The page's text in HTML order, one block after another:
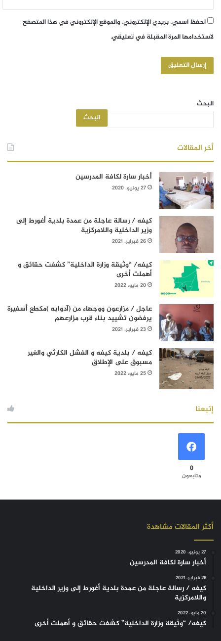
احفظ اسمي، بريدي الإلكتروني، والموقع الإلكتروني في هذا المتصفح
لاستخدامها المرة المقبلة في تعليقي.
البحث
البحث
أخر المقالات
أخبار سارة لكافة المدرسين
27 يونيو، 2020
كيفه / رسالة عاجلة من عمدة بلدية أغورط إلى
وزير الداخلية واللامركزية
26 فبراير، 2021
كيفه/ “وثيقة وزارة الداخلية” كشفت حقائق و
أهملت أخرى
20 مايو، 2022
عاجل / مزارعون ووجهاء من (آدوابه )مكطع أسفيرة
يرفضون تشييد بناء قرب مزارعهم
23 فبراير، 2021
كيفه / بلدية كيفه و الفشل الكارثي والغير
مسبوق على الإطلاق
25 مايو، 2022
إتبعنا
0
متابعون
أكثر المقالات مشاهدة
27 يونيو، 2020
أخبار سارة لكافة المدرسين
26 فبراير، 2021
كيفه / رسالة عاجلة من عمدة بلدية أغورط إلى وزير الداخلية
واللامركزية
20 مايو، 2022
كيفه/ “وثيقة وزارة الداخلية” كشفت حقائق و أهملت أخرى